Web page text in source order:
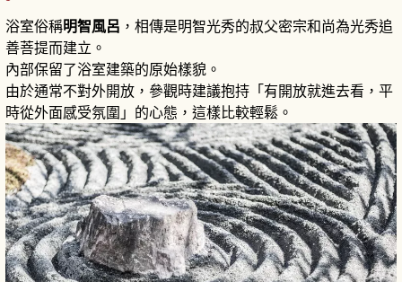
浴室俗稱明智風呂 ，相傳是明智光秀的叔父密宗和尚為光秀追
善菩提而建立。
內部保留了浴室建築的原始樣貌。
由於通常不對外開放，參觀時建議抱持「有開放就進去看，平
時從外面感受氛圍」的心態，這樣比較輕鬆。